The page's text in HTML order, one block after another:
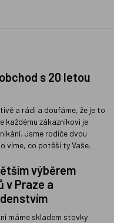
s 20 letou
a rádi a doufáme, že je to
každému zákazníkovi je
Jsme rodiče dvou
víme, co potěší ty Vaše.
výběrem
v Praze a
máme skladem stovky